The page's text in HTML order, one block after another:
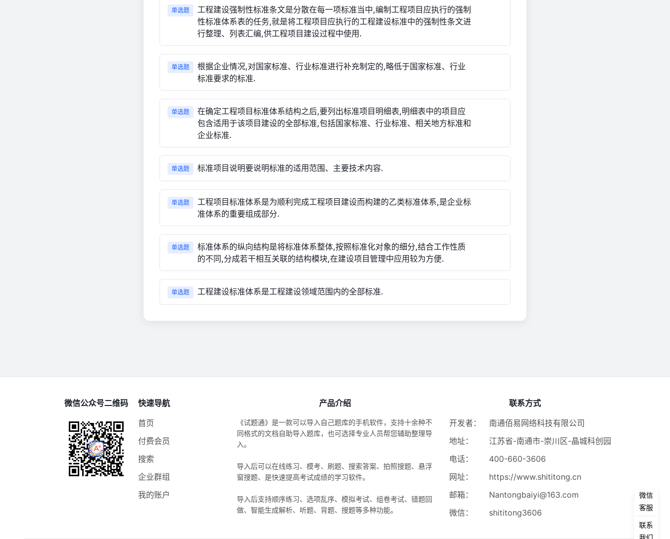
单选题
工程建设强制性标准条文是分散在每一项标准当中,编制工程项目应执行的强制
性标准体系表的任务,就是将工程项目应执行的工程建设标准中的强制性条文进
行整理、列表汇编,供工程项目建设过程中使用.
单选题
根据企业情况,对国家标准、行业标准进行补充制定的,略低于国家标准、行业
标准要求的标准.
单选题
在确定工程项目标准体系结构之后,要列出标准项目明细表,明细表中的项目应
包含适用于该项目建设的全部标准,包括国家标准、行业标准、相关地方标准和
企业标准.
单选题 标准项目说明要说明标准的适用范围、主要技术内容.
单选题
工程项目标准体系是为顺利完成工程项目建设而构建的乙类标准体系,是企业标
准体系的重要组成部分.
单选题
标准体系的纵向结构是将标准体系整体,按照标准化对象的细分,结合工作性质
的不同,分成若干相互关联的结构模块,在建设项目管理中应用较为方便.
单选题 工程建设标准体系是工程建设领域范围内的全部标准.
微信公众号二维码
快速导航
首页
付费会员
搜索
企业群组
我的账户
产品介绍
《试题通》是一款可以导入自己题库的手机软件，支持十余种不
同格式的文档自助导入题库，也可选择专业人员帮您辅助整理导
入。
导入后可以在线练习、模考、刷题、搜索答案、拍照搜题、悬浮
窗搜题、是快速提高考试成绩的学习软件。
导入后支持顺序练习、选项乱序、模拟考试、组卷考试、错题回
做、智能生成解析、听题、背题、搜题等多种功能。
联系方式
开发者：
南通佰易网络科技有限公司
地址：
江苏省-南通市-崇川区-晶城科创园
电话：
400-660-3606
网址：
https://www.shititong.cn
邮箱：
Nantongbaiyi@163.com
微信：
shititong3606
微信
客服
联系
我们